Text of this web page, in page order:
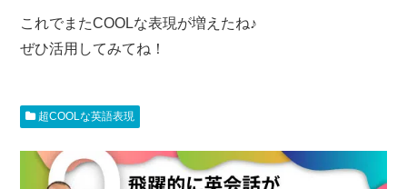
これでまたCOOLな表現が増えたね♪
ぜひ活用してみてね！
超COOLな英語表現